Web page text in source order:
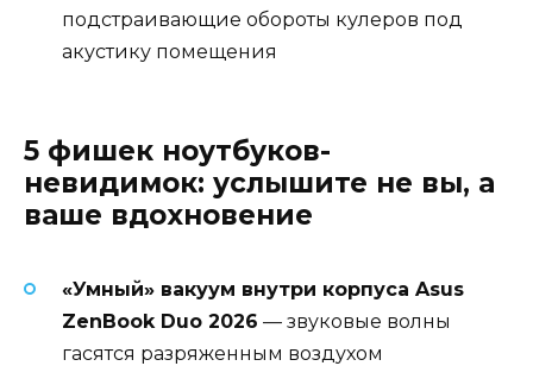
подстраивающие обороты кулеров под
акустику помещения
5 фишек ноутбуков-
невидимок: услышите не вы, а
ваше вдохновение
«Умный» вакуум внутри корпуса Asus
ZenBook Duo 2026 — звуковые волны
гасятся разряженным воздухом